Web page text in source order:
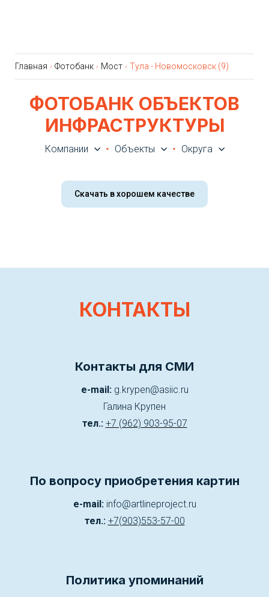
Главная Фотобанк Мост Тула - Новомосковск (9)
ФОТОБАНК ОБЪЕКТОВ
ИНФРАСТРУКТУРЫ
Компании Объекты Округа
Скачать в хорошем качестве
КОНТАКТЫ
Контакты для СМИ
e-mail:g.krypen@asiic.ru
Галина Крупен
тел.: +7 (962) 903-95-07
По вопросу приобретения картин
e-mail:info@artlineproject.ru
тел.: +7(903)553-57-00
Политика упоминаний